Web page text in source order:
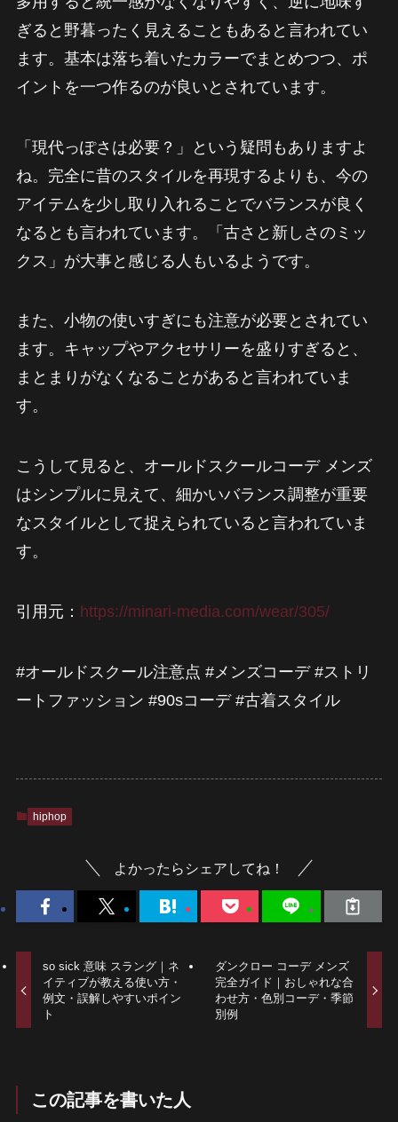
ぎると野暮ったく見えることもあると言われてい
ます。基本は落ち着いたカラーでまとめつつ、ポ
イントを一つ作るのが良いとされています。
「現代っぽさは必要？」という疑問もありますよ
ね。完全に昔のスタイルを再現するよりも、今の
アイテムを少し取り入れることでバランスが良く
なるとも言われています。「古さと新しさのミッ
クス」が大事と感じる人もいるようです。
また、小物の使いすぎにも注意が必要とされてい
ます。キャップやアクセサリーを盛りすぎると、
まとまりがなくなることがあると言われていま
す。
こうして見ると、オールドスクールコーデ メンズ
はシンプルに見えて、細かいバランス調整が重要
なスタイルとして捉えられていると言われていま
す。
引用元： https://minari-media.com/wear/305/
#オールドスクール注意点 #メンズコーデ #ストリ
ートファッション #90sコーデ #古着スタイル
hiphop
よかったらシェアしてね！
so sick 意味 スラング｜ネ
イティブが教える使い方・
例文・誤解しやすいポイン
ト
ダンクロー コーデ メンズ
完全ガイド｜おしゃれな合
わせ方・色別コーデ・季節
別例
この記事を書いた人